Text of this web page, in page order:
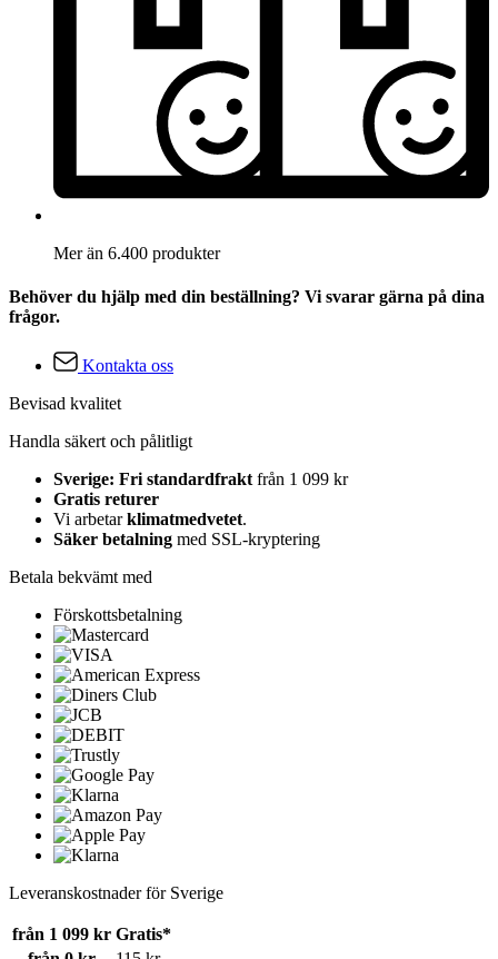
Mer än 6.400 produkter
Behöver du hjälp med din beställning? Vi svarar gärna på dina
frågor.
Kontakta oss
Bevisad kvalitet
Handla säkert och pålitligt
Sverige: Fri standardfrakt från 1 099 kr
Gratis returer
Vi arbetarklimatmedvetet.
Säker betalning med SSL-kryptering
Betala bekvämt med
Förskottsbetalning
Leveranskostnader för Sverige
från 1 099 kr Gratis*